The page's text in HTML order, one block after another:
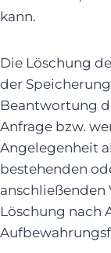
kann.
Die Löschung
der
Beantwortung
Anfrage bzw.
Angelegenheit
bestehenden
Löschung nach